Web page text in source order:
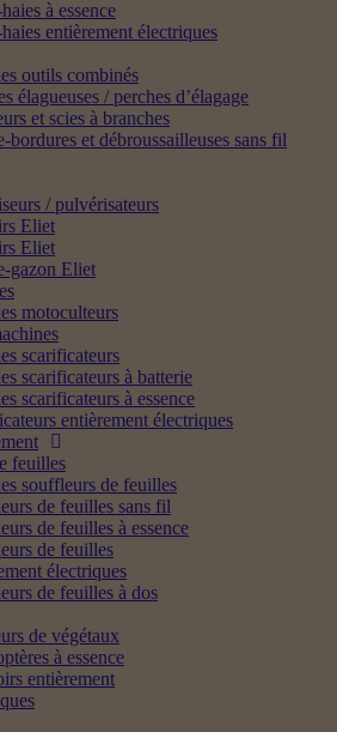
à essence
entièrement électriques
outils combinés
élagueuses / perches d’élagage
et scies à branches
bordures et débroussailleuses sans fil
/ pulvérisateurs
Eliet
Eliet
gazon Eliet
motoculteurs
scarificateurs
scarificateurs à batterie
scarificateurs à essence
entièrement électriques
feuilles
souffleurs de feuilles
de feuilles sans fil
de feuilles à essence
de feuilles
électriques
de feuilles à dos
de végétaux
à essence
entièrement